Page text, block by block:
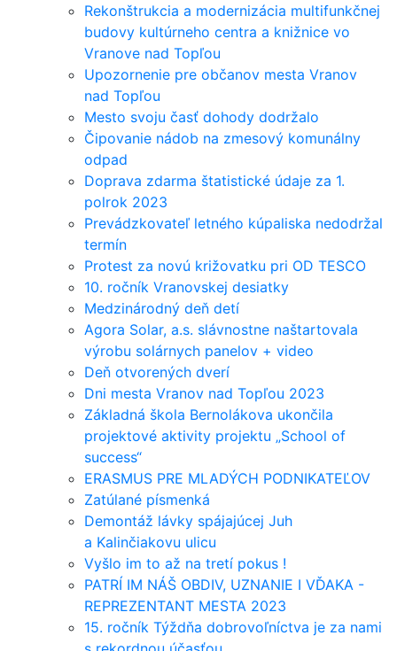
Rekonštrukcia a modernizácia multifunkčnej
budovy kultúrneho centra a knižnice vo
Vranove nad Topľou
Upozornenie pre občanov mesta Vranov
nad Topľou
Mesto svoju časť dohody dodržalo
Čipovanie nádob na zmesový komunálny
odpad
Doprava zdarma štatistické údaje za 1.
polrok 2023
Prevádzkovateľ letného kúpaliska nedodržal
termín
Protest za novú križovatku pri OD TESCO
10. ročník Vranovskej desiatky
Medzinárodný deň detí
Agora Solar, a.s. slávnostne naštartovala
výrobu solárnych panelov + video
Deň otvorených dverí
Dni mesta Vranov nad Topľou 2023
Základná škola Bernolákova ukončila
projektové aktivity projektu „School of
success“
ERASMUS PRE MLADÝCH PODNIKATEĽOV
Zatúlané písmenká
Demontáž lávky spájajúcej Juh
a Kalinčiakovu ulicu
Vyšlo im to až na tretí pokus !
PATRÍ IM NÁŠ OBDIV, UZNANIE I VĎAKA -
REPREZENTANT MESTA 2023
15. ročník Týždňa dobrovoľníctva je za nami